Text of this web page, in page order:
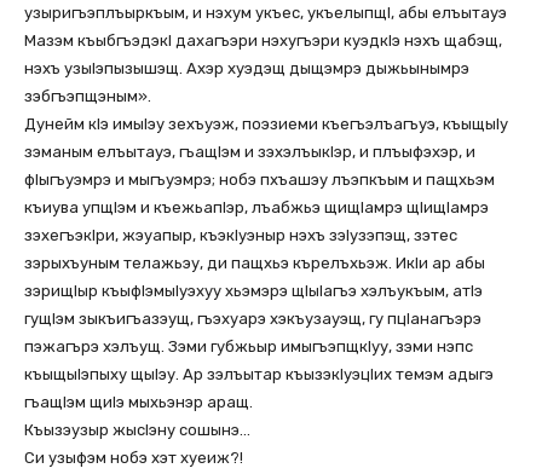
узыригъэплъыркъым, и нэхум укъес, укъелыпщI, абы елъытауэ
Мазэм къыбгъэдэкI дахагъэри нэхугъэри куэдкIэ нэхъ щабэщ,
нэхъ узыIэпызышэщ. Ахэр хуэдэщ дыщэмрэ дыжьынымрэ
зэбгъэпщэным».
Дунейм кIэ имыIэу зехъуэж, поэзиеми къегъэлъагъуэ, къыщыIу
зэманым елъытауэ, гъащIэм и зэхэлъыкIэр, и плъыфэхэр, и
фIыгъуэмрэ и мыгъуэмрэ; нобэ пхъашэу лъэпкъым и пащхьэм
къиува упщIэм и къежьапIэр, лъабжьэ щищIамрэ щIищIамрэ
зэхегъэкIри, жэуапыр, къэкIуэныр нэхъ зэIузэпэщ, зэтес
зэрыхъуным телажьэу, ди пащхьэ кърелъхьэж. ИкIи ар абы
зэрищIыр къыфIэмыIуэхуу хьэмэрэ щIыIагъэ хэлъукъым, атIэ
гущIэм зыкъигъазэущ, гъэхуарэ хэкъузауэщ, гу пцIанагъэрэ
пэжагърэ хэлъущ. Зэми губжьыр имыгъэпщкIуу, зэми нэпс
къыщыIэпыху щыIэу. Ар зэлъытар къызэкIуэцIих темэм адыгэ
гъащIэм щиIэ мыхьэнэр аращ.
Къызэузыр жысIэну сошынэ…
Си узыфэм нобэ хэт хуеиж?!